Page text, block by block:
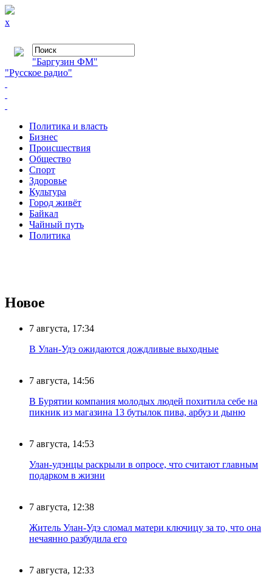
x
"Баргузин ФМ"
"Русское радио"
Политика и власть
Бизнес
Происшествия
Общество
Cпорт
Здоровье
Культура
Город живёт
Байкал
Чайный путь
Политика
Новое
7 августа, 17:34
В Улан-Удэ ожидаются дождливые выходные
7 августа, 14:56
В Бурятии компания молодых людей похитила себе на
пикник из магазина 13 бутылок пива, арбуз и дыню
7 августа, 14:53
Улан-удэнцы раскрыли в опросе, что считают главным
подарком в жизни
7 августа, 12:38
Житель Улан-Удэ сломал матери ключицу за то, что она
нечаянно разбудила его
7 августа, 12:33